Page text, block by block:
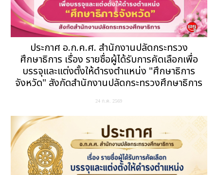
ประกาศ อ.ก.ค.ศ. สำนักงานปลัดกระทรวง
ศึกษาธิการ เรื่อง รายชื่อผู้ได้รับการคัดเลือกเพื่อ
บรรจุและแต่งตั้งให้ดำรงตำแหน่ง "ศึกษาธิการ
จังหวัด" สังกัดสำนักงานปลัดกระทรวงศึกษาธิการ
24 ก.ค. 2569